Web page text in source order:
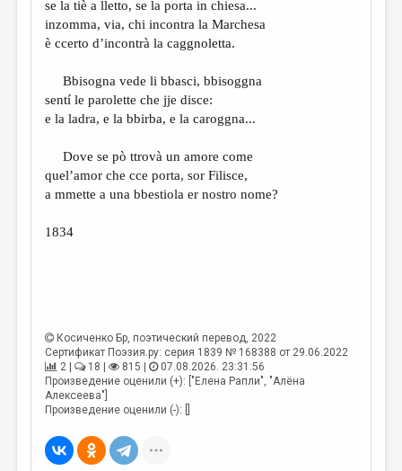
ЭССЕИСТИКА
КУЛЬТУРОВЕДЕНИЕ
ПУБЛИЦИСТИКА
РЕЦЕНЗИРОВАНИЕ
ЦИКЛЫ ПУБЛИКАЦИЙ
se la tiè a lletto, se la porta in chiesa...
inzomma, via, chi incontra la Marchesa
è ccerto d’incontrà la caggnoletta.
Bbisogna vede li bbasci, bbisoggna
sentí le parolette che jje disce:
e la ladra, e la bbirba, e la caroggna...
Dove se pò ttrovà un amore come
quel’amor che cce porta, sor Filisce,
a mmette a una bbestiola er nostro nome?
1834
Косиченко Бр, поэтический перевод, 2022
Сертификат Поэзия.ру: серия 1839 № 168388 от 29.06.2022
2 |
18 | 815 |
07.08.2026. 23:31:56
Произведение оценили (+): ["Елена Рапли", "Алёна
Алексеева"]
Произведение оценили (-): []